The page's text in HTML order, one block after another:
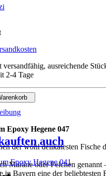
2-4 Tage
Epoxy Hegene 047
der wohl delikatesten Fische
Maräne oder Felchen genannt
in Bayern eine der beliebtesten
auch